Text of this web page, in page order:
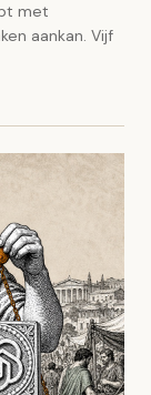
met
aankan. Vijf